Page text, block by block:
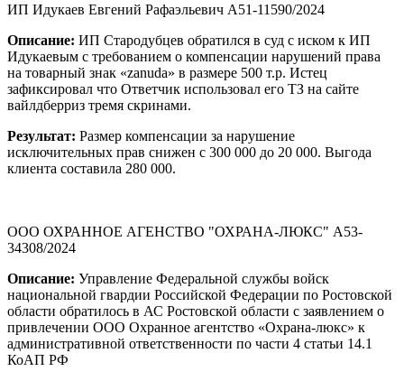
ИП Идукаев Евгений Рафаэльевич А51-11590/2024
Описание: ИП Стародубцев обратился в суд с иском к ИП
Идукаевым с требованием о компенсации нарушений права
на товарный знак «zanuda» в размере 500 т.р. Истец
зафиксировал что Ответчик использовал его ТЗ на сайте
вайлдберриз тремя скринами.
Результат: Размер компенсации за нарушение
исключительных прав снижен с 300 000 до 20 000. Выгода
клиента составила 280 000.
ООО ОХРАННОЕ АГЕНСТВО "ОХРАНА-ЛЮКС" А53-
34308/2024
Описание: Управление Федеральной службы войск
национальной гвардии Российской Федерации по Ростовской
области обратилось в АС Ростовской области с заявлением о
привлечении ООО Охранное агентство «Охрана-люкс» к
административной ответственности по части 4 статьи 14.1
КоАП РФ